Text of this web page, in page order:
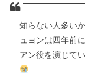
知らない人多い
ュヨンは四年前
アン役を演じて